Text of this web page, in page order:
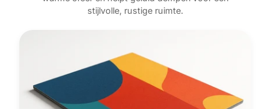
stijlvolle, rustige ruimte.